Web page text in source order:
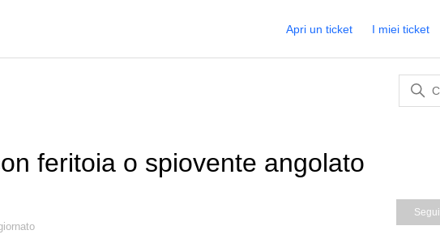
Apri un ticket I miei ticket
feritoia o spiovente angolato
Segui